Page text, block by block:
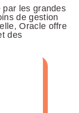
par les grandes
de gestion
Oracle offre
des